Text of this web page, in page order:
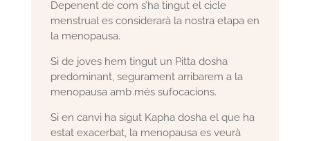
Depenent de com s’ha tingut el cicle
menstrual es considerarà la nostra etapa en
la menopausa.
Si de joves hem tingut un Pitta dosha
predominant, segurament arribarem a la
menopausa amb més sufocacions.
Si en canvi ha sigut Kapha dosha el que ha
estat exacerbat, la menopausa es veurà